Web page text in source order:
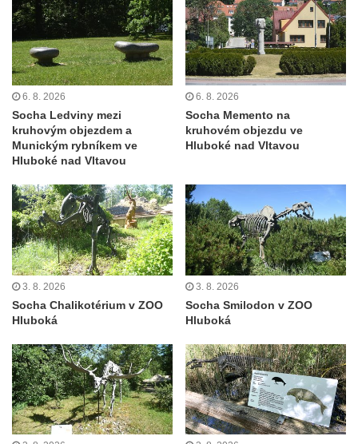
Pamětní kámen družebních obcí Kamenný
Újezd a Krauchthal v parku na Náměstí v
Kamenném Újezdě
Socha na náměstí J. V. Kamarýta ve
Velešíně
Pomník J. V. Kamarýta v Krumlovské ulici ve
Velešíně
Pamětní deska arcibiskupa Micara ve
vstupu do poutního místa Římov
Plastika Koule v Gutenbergově ulici v
Liberci
Pamětní deska Vojtěcha Kocmicha na
domě čp. 37 v ulici Betlém v Římově
Pomník na paměť zrušení roboty v Plavu
Socha vodníka v Plavu
Socha svatého Jana Nepomuckého v
Třebušíně
Pamětní deska Johanna Nepomuka
Fischera na domě čp. 5/16 na třídě 9.
května v Rumburku
6. 8. 2026
Socha Ledviny mezi
kruhovým objezdem a
Munickým rybníkem ve
Hluboké nad Vltavou
6. 8. 2026
Socha Memento na
kruhovém objezdu ve
Hluboké nad Vltavou
3. 8. 2026
Socha Chalikotérium v ZOO
Hluboká
3. 8. 2026
Socha Smilodon v ZOO
Hluboká